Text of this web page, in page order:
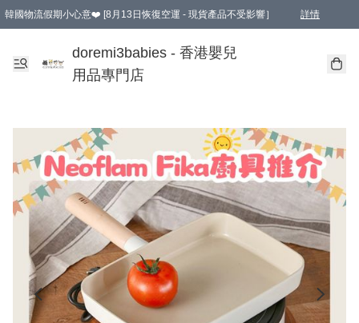
韓國物流假期小心意❤️ [8月13日恢復空運 - 現貨產品不受影響］ 詳情
新會員首張訂單滿$600即享9折優惠！(部份超優惠產品 & 品牌指定價除外)
doremi3babies - 香港嬰兒
用品專門店